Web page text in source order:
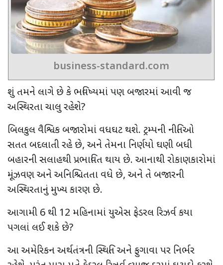
business-standard.com
શું તમને લાગે છે કે ભવિષ્યમાં પણ બજારમાં આવી જ
અસ્થિરતા ચાલુ રહેશે?
બિલકુલ વૈશ્વિક બજારોમાં વધઘટ થશે. ટ્રમ્પની નીતિઓ
સતત બદલાતી રહે છે, અને તેમના નિર્ણયો ઘણી બધી
બહારની સલાહથી પ્રભાવિત થાય છે. આનાથી રોકાણકારોમાં
મૂંઝવણ અને અનિશ્ચિતતા વધે છે, અને તે બજારની
અસ્થિરતાનું મુખ્ય કારણ છે.
આગામી 6 થી 12 મહિનામાં યુએસ ફેડરલ રિઝર્વ કયા
પગલાં લઈ શકે છે?
આ અમેરિકન અર્થતંત્રની સ્થિતિ અને ફુગાવા પર નિર્ભર